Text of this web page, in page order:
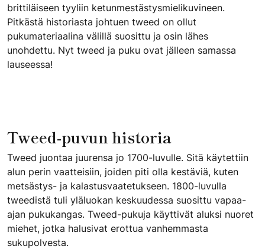
brittiläiseen tyyliin ketunmestästysmielikuvineen.
Pitkästä historiasta johtuen tweed on ollut
pukumateriaalina välillä suosittu ja osin lähes
unohdettu. Nyt tweed ja puku ovat jälleen samassa
lauseessa!
​Tweed-puvun historia
Tweed juontaa juurensa jo 1700-luvulle. Sitä käytettiin
alun perin vaatteisiin, joiden piti olla kestäviä, kuten
metsästys- ja kalastusvaatetukseen. 1800-luvulla
tweedistä tuli yläluokan keskuudessa suosittu vapaa-
ajan pukukangas. Tweed-pukuja käyttivät aluksi nuoret
miehet, jotka halusivat erottua vanhemmasta
sukupolvesta.